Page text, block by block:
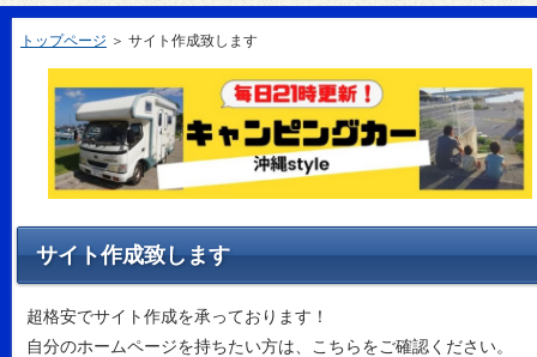
トップページ ＞ サイト作成致します
サイト作成致します
超格安でサイト作成を承っております！
自分のホームページを持ちたい方は、こちらをご確認ください。